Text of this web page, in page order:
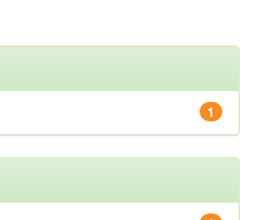
1